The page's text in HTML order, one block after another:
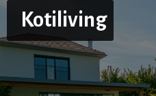
contenu
Kotiliving